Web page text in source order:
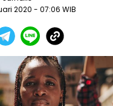
2020 - 07:06 WIB